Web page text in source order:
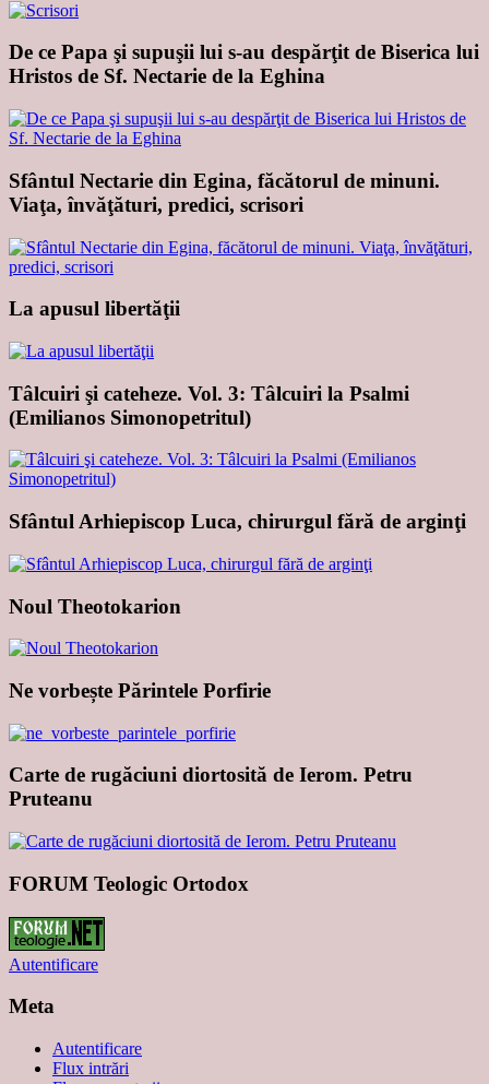
De ce Papa şi supuşii lui s-au despărţit de Biserica lui
Hristos de Sf. Nectarie de la Eghina
Sfântul Nectarie din Egina, făcătorul de minuni.
Viaţa, învăţături, predici, scrisori
La apusul libertăţii
Tâlcuiri şi cateheze. Vol. 3: Tâlcuiri la Psalmi
(Emilianos Simonopetritul)
Sfântul Arhiepiscop Luca, chirurgul fără de arginţi
Noul Theotokarion
Ne vorbește Părintele Porfirie
Carte de rugăciuni diortosită de Ierom. Petru
Pruteanu
FORUM Teologic Ortodox
Autentificare
Meta
Autentificare
Flux intrări